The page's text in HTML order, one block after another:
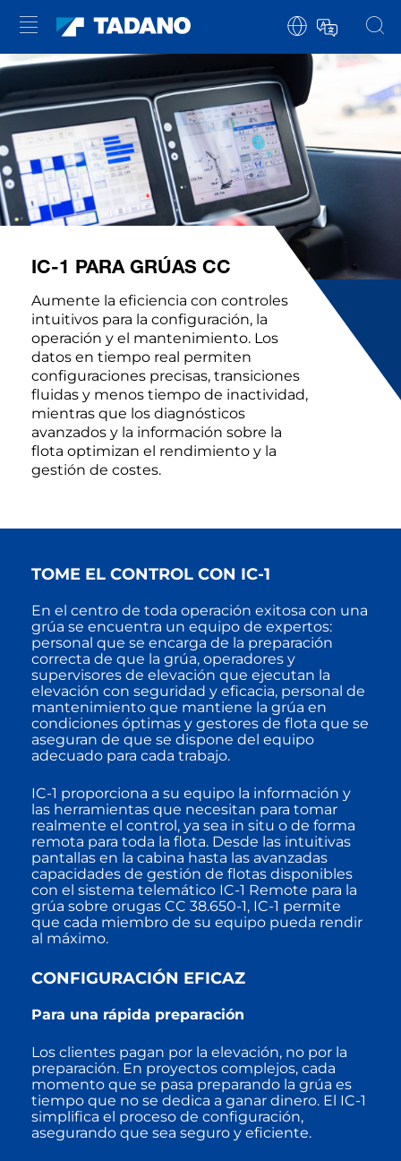
IC-1 PARA GRÚAS CC
Aumente la eficiencia con controles
intuitivos para la configuración, la
operación y el mantenimiento. Los
datos en tiempo real permiten
configuraciones precisas, transiciones
fluidas y menos tiempo de inactividad,
mientras que los diagnósticos
avanzados y la información sobre la
flota optimizan el rendimiento y la
gestión de costes.
TOME EL CONTROL CON IC-1
En el centro de toda operación exitosa con una
grúa se encuentra un equipo de expertos:
personal que se encarga de la preparación
correcta de que la grúa, operadores y
supervisores de elevación que ejecutan la
elevación con seguridad y eficacia, personal de
mantenimiento que mantiene la grúa en
condiciones óptimas y gestores de flota que se
aseguran de que se dispone del equipo
adecuado para cada trabajo.
IC-1 proporciona a su equipo la información y
las herramientas que necesitan para tomar
realmente el control, ya sea in situ o de forma
remota para toda la flota. Desde las intuitivas
pantallas en la cabina hasta las avanzadas
capacidades de gestión de flotas disponibles
con el sistema telemático IC-1 Remote para la
grúa sobre orugas CC 38.650-1, IC-1 permite
que cada miembro de su equipo pueda rendir
al máximo.
CONFIGURACIÓN EFICAZ
Para una rápida preparación
Los clientes pagan por la elevación, no por la
preparación. En proyectos complejos, cada
momento que se pasa preparando la grúa es
tiempo que no se dedica a ganar dinero. El IC-1
simplifica el proceso de configuración,
asegurando que sea seguro y eficiente.